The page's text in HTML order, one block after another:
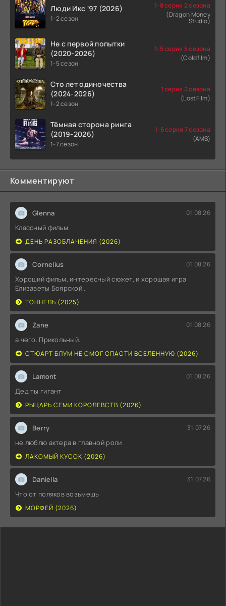
Люди Икс '97 (2026)
1-2 сезон
1-8 серия 2 сезона
(Dragon Money
Studio)
Не с первой попытки
(2020-2026)
1-5 сезон
1-5 серия 5 сезона
(Coldfilm)
Сто лет одиночества
(2024-2026)
1-2 сезон
1 серия 2 сезона
(LostFilm)
Тёмная сторона ринга
(2019-2026)
1-7 сезон
1-6 серия 7 сезона
(AMS)
Комментируют
Glenna 01.08.26
Классный фильм.
ДЕНЬ РАЗОБЛАЧЕНИЯ (2026)
Cornelius 01.08.26
Хороший фильм, интересный сюжет, и хорошая игра
Елизаветы Боярской .
ТОННЕЛЬ (2025)
Zane 01.08.26
а чего. Прикольный.
СТЮАРТ БЛУМ НЕ СМОГ СПАСТИ ВСЕЛЕННУЮ (2026)
Lamont 01.08.26
Дед ты гигант
РЫЦАРЬ СЕМИ КОРОЛЕВСТВ (2026)
Berry 31.07.26
не люблю актера в главной роли
ЛАКОМЫЙ КУСОК (2026)
Daniella 31.07.26
Что от поляков возьмешь
МОРФЕЙ (2026)